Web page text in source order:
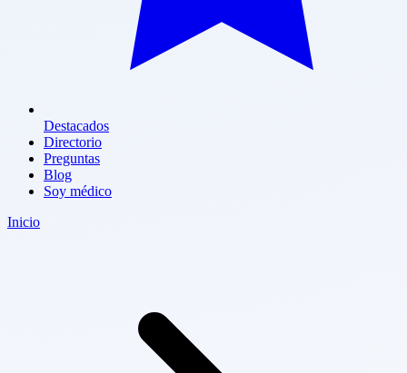
Destacados
Directorio
Preguntas
Blog
Soy médico
Inicio